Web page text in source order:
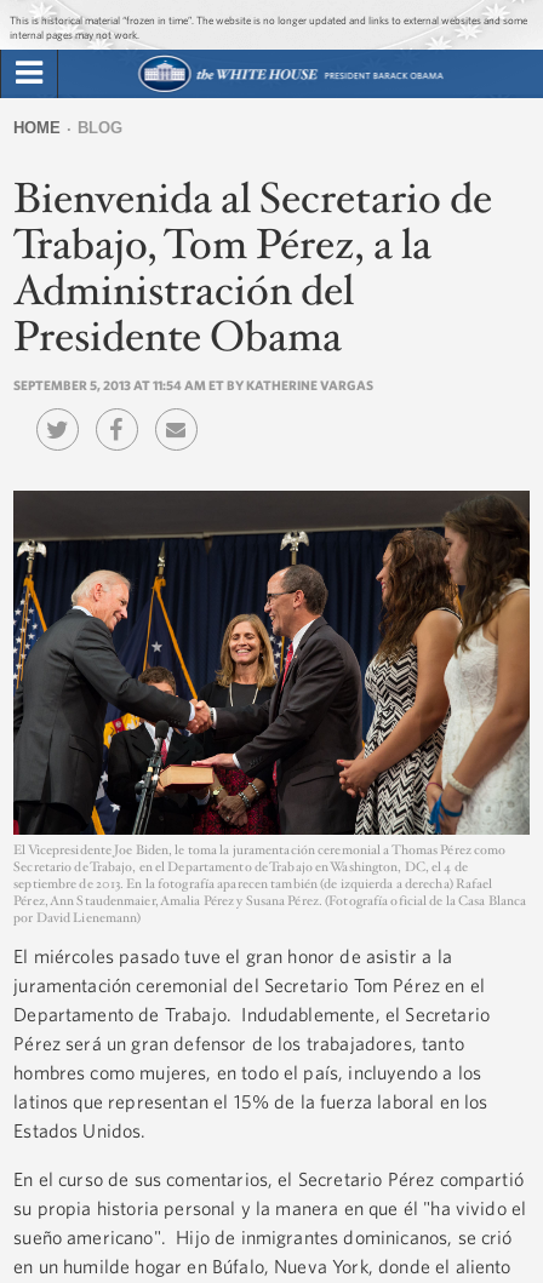
Jump to main content
Jump to navigation
This is historical material “frozen in time”. The website is no longer updated and links to external websites and some
internal pages may not work.
Briefing Room
Issues
The Administration
1600 Penn
form
are
here
HOME BLOG
Bienvenida al Secretario de
Trabajo, Tom Pérez, a la
Administración del
Presidente Obama
SEPTEMBER 5, 2013 AT 11:54 AM ET BY KATHERINE VARGAS
El Vicepresidente Joe Biden, le toma la juramentación ceremonial a Thomas Pérez como
Secretario de Trabajo, en el Departamento de Trabajo en Washington, DC, el 4 de
septiembre de 2013. En la fotografía aparecen también (de izquierda a derecha) Rafael
Pérez, Ann Staudenmaier, Amalia Pérez y Susana Pérez. (Fotografía oficial de la Casa Blanca
por David Lienemann)
El miércoles pasado tuve el gran honor de asistir a la
juramentación ceremonial del Secretario Tom Pérez en el
Departamento de Trabajo. Indudablemente, el Secretario
Pérez será un gran defensor de los trabajadores, tanto
hombres como mujeres, en todo el país, incluyendo a los
latinos que representan el 15% de la fuerza laboral en los
Estados Unidos.
En el curso de sus comentarios, el Secretario Pérez compartió
su propia historia personal y la manera en que él "ha vivido el
sueño americano". Hijo de inmigrantes dominicanos, se crió
en un humilde hogar en Búfalo, Nueva York, donde el aliento